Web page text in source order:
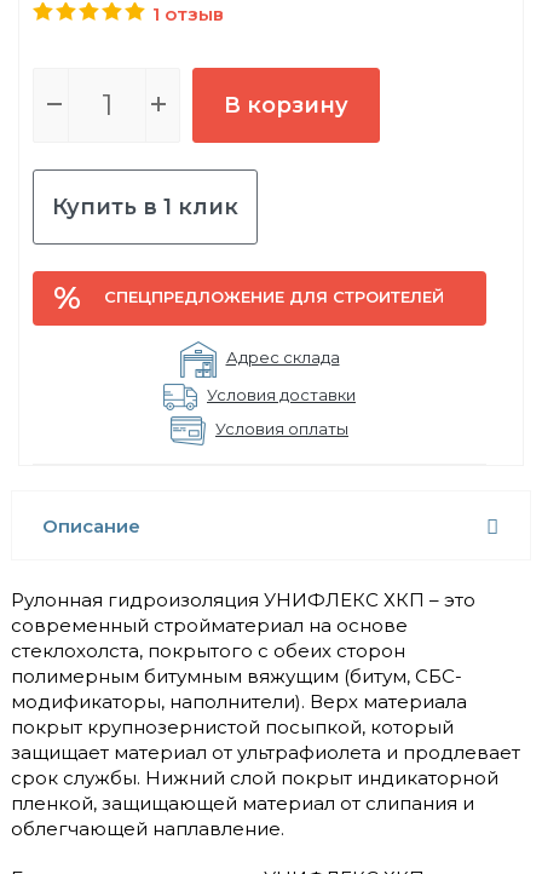
1 отзыв
В корзину
Купить в 1 клик
СПЕЦПРЕДЛОЖЕНИЕ ДЛЯ СТРОИТЕЛЕЙ
Адрес склада
Условия доставки
Условия оплаты
Описание
Рулонная гидроизоляция УНИФЛЕКС ХКП – это
современный стройматериал на основе
стеклохолста, покрытого с обеих сторон
полимерным битумным вяжущим (битум, СБС-
модификаторы, наполнители). Верх материала
покрыт крупнозернистой посыпкой, который
защищает материал от ультрафиолета и продлевает
срок службы. Нижний слой покрыт индикаторной
пленкой, защищающей материал от слипания и
облегчающей наплавление.